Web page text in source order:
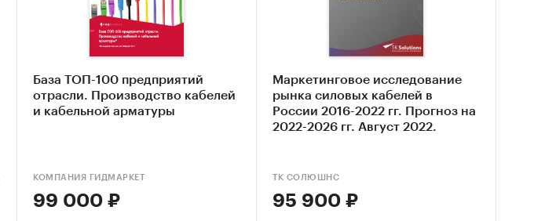
База ТОП-100 предприятий
отрасли. Производство кабелей
и кабельной арматуры
КОМПАНИЯ ГИДМАРКЕТ
99 000 ₽
Маркетинговое исследование
рынка силовых кабелей в
России 2016-2022 гг. Прогноз на
2022-2026 гг. Август 2022.
ТК СОЛЮШНС
95 900 ₽